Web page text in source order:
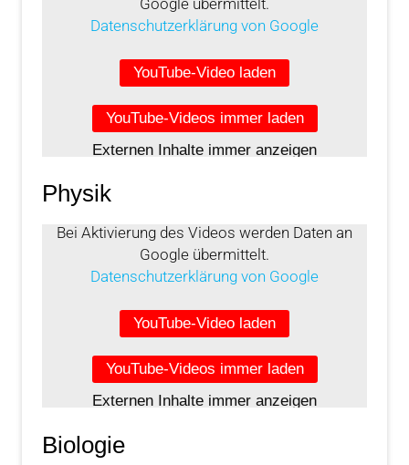
Google übermittelt.
Datenschutzerklärung von Google
YouTube-Video laden
YouTube-Videos immer laden
Externen Inhalte immer anzeigen
Physik
Bei Aktivierung des Videos werden Daten an
Google übermittelt.
Datenschutzerklärung von Google
YouTube-Video laden
YouTube-Videos immer laden
Externen Inhalte immer anzeigen
Biologie